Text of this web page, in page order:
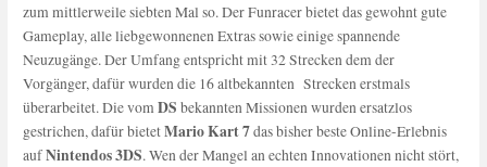
zum mittlerweile siebten Mal so. Der Funracer bietet das gewohnt gute
Gameplay, alle liebgewonnenen Extras sowie einige spannende
Neuzugänge. Der Umfang entspricht mit 32 Strecken dem der
Vorgänger, dafür wurden die 16 altbekannten Strecken erstmals
überarbeitet. Die vomDS bekannten Missionen wurden ersatzlos
gestrichen, dafür bietetMario Kart 7das bisher beste Online-Erlebnis
aufNintendos 3DS. Wen der Mangel an echten Innovationen nicht stört,